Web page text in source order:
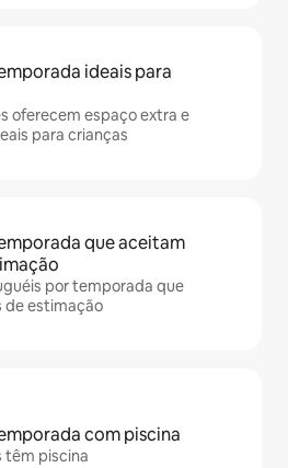
ideais para
oferecem espaço extra e
para crianças
que aceitam
por temporada que
de estimação
com piscina
têm piscina